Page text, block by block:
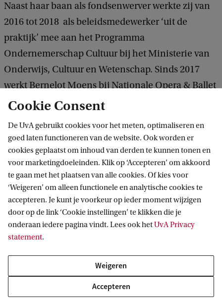
Naast haar baan als fondsenwerver werkte zij van
2016 tot 2018 als beleidsmedewerker ‘uit de
praktijk’ mee aan het Programma
Ondernemerschap Cultuur bij het Ministerie van
Onderwijs, Cultuur en Wetenschap. Sinds 2017
werkt Bernelot Moens bij Nationale Opera & Ballet
waar zij sinds 2020 de rol vervult van Hoofd
managementteam van de organisatie.
Nevenfuncties:
Bestuurslid Stichting Amsterdam Ferry Festival
Advisory Board Orange Theatre Company
Cookie Consent
De UvA gebruikt cookies voor het meten, optimaliseren en
goed laten functioneren van de website. Ook worden er
cookies geplaatst om inhoud van derden te kunnen tonen en
voor marketingdoeleinden. Klik op ‘Accepteren’ om akkoord
te gaan met het plaatsen van alle cookies. Of kies voor
‘Weigeren’ om alleen functionele en analytische cookies te
accepteren. Je kunt je voorkeur op ieder moment wijzigen
door op de link ‘Cookie instellingen’ te klikken die je
onderaan iedere pagina vindt. Lees ook hetUvA Privacy
statement.
Weigeren
Accepteren